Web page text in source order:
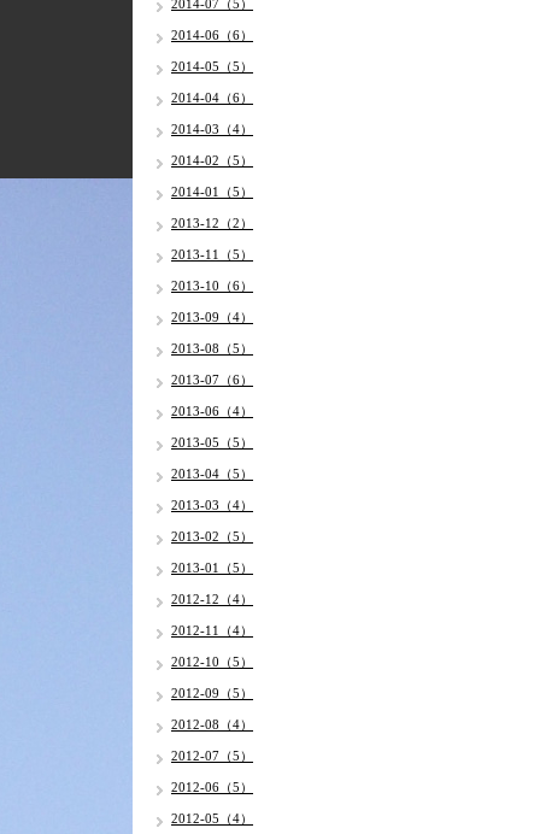
2014-07（5）
2014-06（6）
2014-05（5）
2014-04（6）
2014-03（4）
2014-02（5）
2014-01（5）
2013-12（2）
2013-11（5）
2013-10（6）
2013-09（4）
2013-08（5）
2013-07（6）
2013-06（4）
2013-05（5）
2013-04（5）
2013-03（4）
2013-02（5）
2013-01（5）
2012-12（4）
2012-11（4）
2012-10（5）
2012-09（5）
2012-08（4）
2012-07（5）
2012-06（5）
2012-05（4）